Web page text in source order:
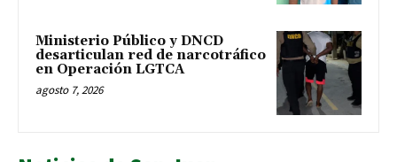
Ministerio Público y DNCD
desarticulan red de narcotráfico
en Operación LGTCA
agosto 7, 2026